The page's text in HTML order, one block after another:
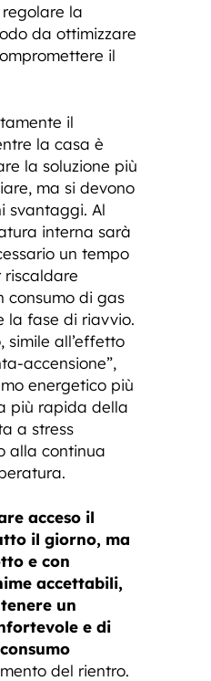
la
da ottimizzare
il
il
la casa è
la soluzione più
ma si devono
svantaggi. Al
interna sarà
un tempo
riscaldare
consumo di gas
la fase di riavvio.
simile all’effetto
accensione”,
energetico più
più rapida della
a stress
alla continua
acceso il
il giorno, ma
e con
accettabili,
un
e di
del rientro.